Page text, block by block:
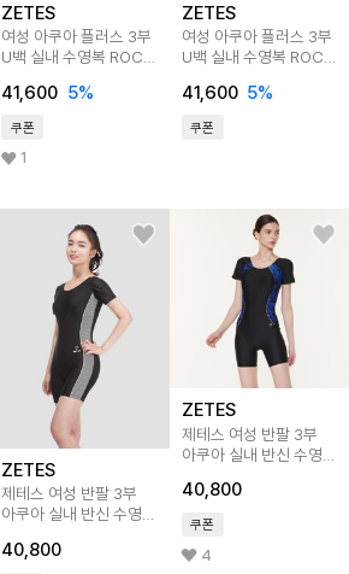
ZETES
여성 아쿠아 플러스 3부
U백 실내 수영복 ROCK
41,600 5%
쿠폰
1
ZETES
여성 아쿠아 플러스 3부
U백 실내 수영복 ROCK
41,600 5%
쿠폰
ZETES
제테스 여성 반팔 3부
아쿠아 실내 반신 수영복
40,800
ZETES
제테스 여성 반팔 3부
아쿠아 실내 반신 수영복
40,800
쿠폰
4